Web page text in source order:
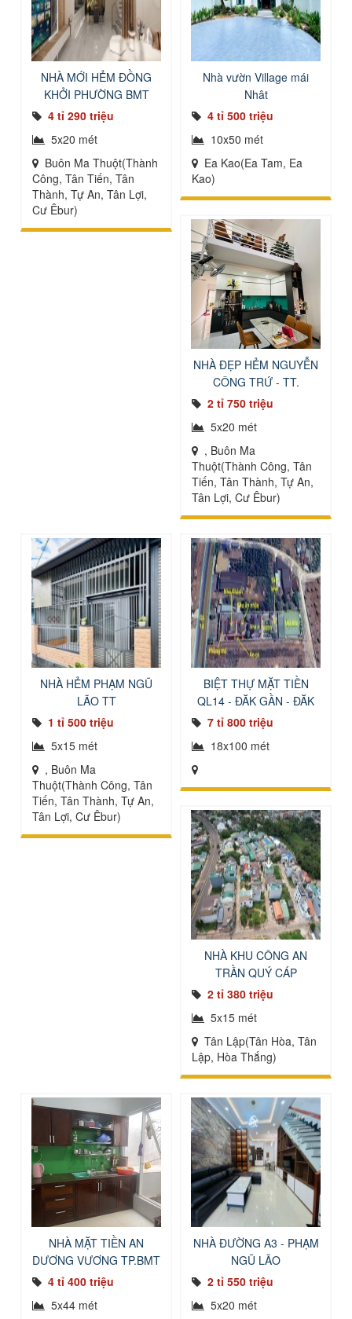
NHÀ MỚI HẺM ĐỒNG
KHỞI PHƯỜNG BMT
4 tỉ 290 triệu
5x20 mét
Buôn Ma Thuột(Thành
Công, Tân Tiến, Tân
Thành, Tự An, Tân Lợi,
Cư Êbur)
Nhà vườn Village mái
Nhật
4 tỉ 500 triệu
10x50 mét
Ea Kao(Ea Tam, Ea
Kao)
NHÀ ĐẸP HẺM NGUYỄN
CÔNG TRỨ - TT.
TP.BMT
2 tỉ 750 triệu
5x20 mét
, Buôn Ma
Thuột(Thành Công, Tân
Tiến, Tân Thành, Tự An,
Tân Lợi, Cư Êbur)
NHÀ HẺM PHẠM NGŨ
LÃO TT
1 tỉ 500 triệu
5x15 mét
, Buôn Ma
Thuột(Thành Công, Tân
Tiến, Tân Thành, Tự An,
Tân Lợi, Cư Êbur)
BIỆT THỰ MẶT TIỀN
QL14 - ĐĂK GẦN - ĐĂK
MIL
7 tỉ 800 triệu
18x100 mét
NHÀ KHU CÔNG AN
TRẦN QUÝ CÁP
2 tỉ 380 triệu
5x15 mét
Tân Lập(Tân Hòa, Tân
Lập, Hòa Thắng)
NHÀ MẶT TIỀN AN
DƯƠNG VƯƠNG TP.BMT
4 tỉ 400 triệu
5x44 mét
NHÀ ĐƯỜNG A3 - PHẠM
NGŨ LÃO
2 tỉ 550 triệu
5x20 mét